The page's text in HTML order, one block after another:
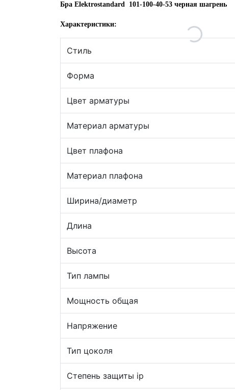
Бра Elektrostandard 101-100-40-53 черная шагрень
Характеристики:
Стиль
Форма
Цвет арматуры
Материал арматуры
Цвет плафона
Материал плафона
Ширина/диаметр
Длина
Высота
Тип лампы
Мощность общая
Напряжение
Тип цоколя
Степень защиты ip